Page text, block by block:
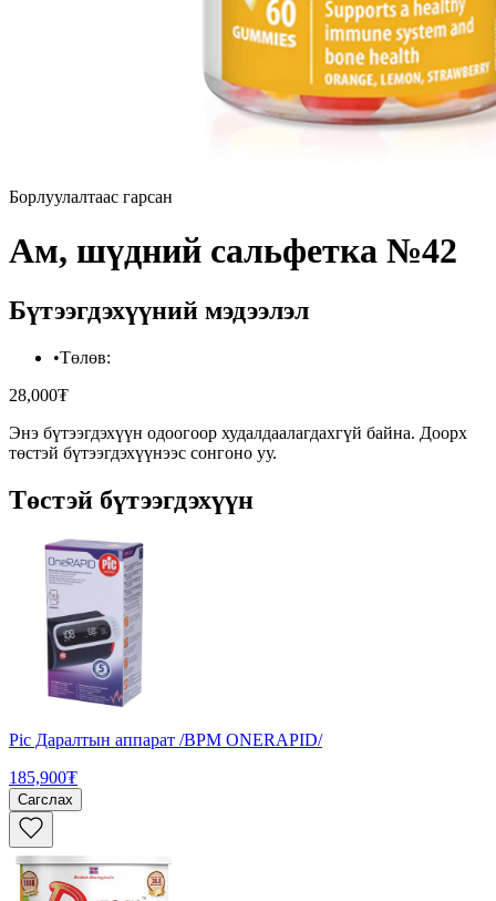
Борлуулалтаас гарсан
Ам, шүдний сальфетка №42
Бүтээгдэхүүний мэдээлэл
•Төлөв:
28,000₮
Энэ бүтээгдэхүүн одоогоор худалдаалагдахгүй байна. Доорх
төстэй бүтээгдэхүүнээс сонгоно уу.
Төстэй бүтээгдэхүүн
Pic Даралтын аппарат /BPM ONERAPID/
185,900₮
Сагслах